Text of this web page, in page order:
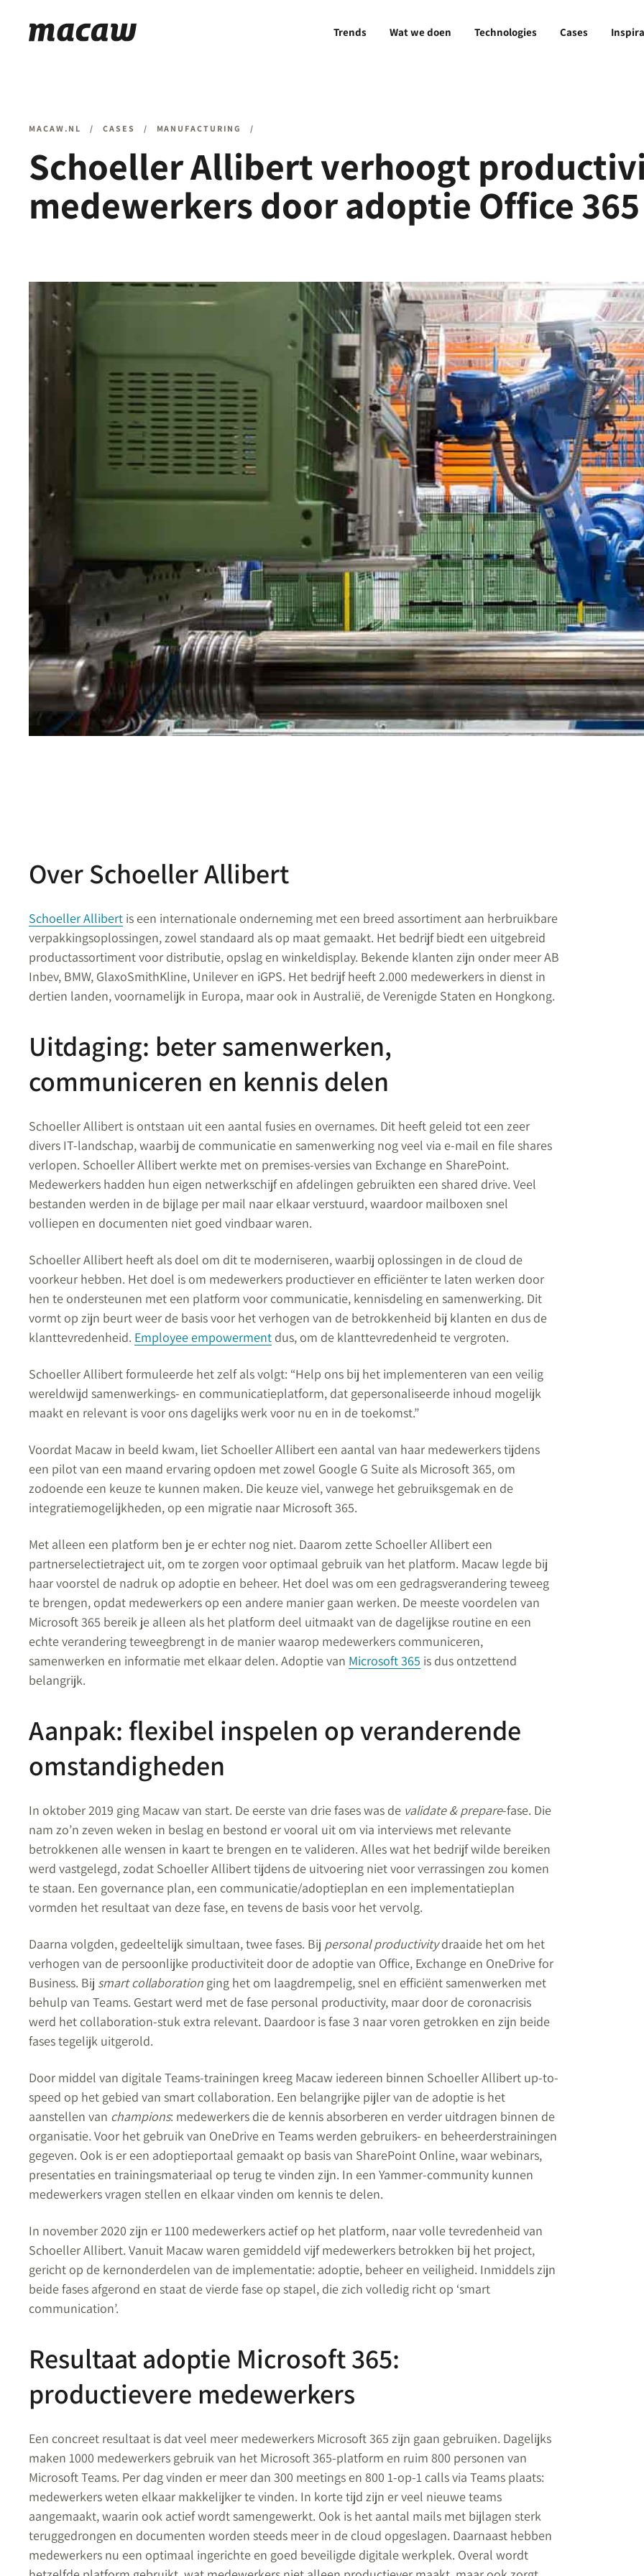
Trends Wat we doen Technologies Cases
MACAW.NL / CASES / MANUFACTURING /
Schoeller Allibert verhoogt
medewerkers door adoptie Office 365
Over Schoeller Allibert
Schoeller Allibert is een internationale onderneming met een breed assortiment aan herbruikbare
verpakkingsoplossingen, zowel standaard als op maat gemaakt. Het bedrijf biedt een uitgebreid
productassortiment voor distributie, opslag en winkeldisplay. Bekende klanten zijn onder meer AB
Inbev, BMW, GlaxoSmithKline, Unilever en iGPS. Het bedrijf heeft 2.000 medewerkers in dienst in
dertien landen, voornamelijk in Europa, maar ook in Australië, de Verenigde Staten en Hongkong.
Uitdaging: beter samenwerken,
communiceren en kennis delen
Schoeller Allibert is ontstaan uit een aantal fusies en overnames. Dit heeft geleid tot een zeer
divers IT-landschap, waarbij de communicatie en samenwerking nog veel via e-mail en file shares
verlopen. Schoeller Allibert werkte met on premises-versies van Exchange en SharePoint.
Medewerkers hadden hun eigen netwerkschijf en afdelingen gebruikten een shared drive. Veel
bestanden werden in de bijlage per mail naar elkaar verstuurd, waardoor mailboxen snel
volliepen en documenten niet goed vindbaar waren.
Schoeller Allibert heeft als doel om dit te moderniseren, waarbij oplossingen in de cloud de
voorkeur hebben. Het doel is om medewerkers productiever en efficiënter te laten werken door
hen te ondersteunen met een platform voor communicatie, kennisdeling en samenwerking. Dit
vormt op zijn beurt weer de basis voor het verhogen van de betrokkenheid bij klanten en dus de
klanttevredenheid. Employee empowerment dus, om de klanttevredenheid te vergroten.
Schoeller Allibert formuleerde het zelf als volgt: “Help ons bij het implementeren van een veilig
wereldwijd samenwerkings- en communicatieplatform, dat gepersonaliseerde inhoud mogelijk
maakt en relevant is voor ons dagelijks werk voor nu en in de toekomst.”
Voordat Macaw in beeld kwam, liet Schoeller Allibert een aantal van haar medewerkers tijdens
een pilot van een maand ervaring opdoen met zowel Google G Suite als Microsoft 365, om
zodoende een keuze te kunnen maken. Die keuze viel, vanwege het gebruiksgemak en de
integratiemogelijkheden, op een migratie naar Microsoft 365.
Met alleen een platform ben je er echter nog niet. Daarom zette Schoeller Allibert een
partnerselectietraject uit, om te zorgen voor optimaal gebruik van het platform. Macaw legde bij
haar voorstel de nadruk op adoptie en beheer. Het doel was om een gedragsverandering teweeg
te brengen, opdat medewerkers op een andere manier gaan werken. De meeste voordelen van
Microsoft 365 bereik je alleen als het platform deel uitmaakt van de dagelijkse routine en een
echte verandering teweegbrengt in de manier waarop medewerkers communiceren,
samenwerken en informatie met elkaar delen. Adoptie van Microsoft 365 is dus ontzettend
belangrijk.
Aanpak: flexibel inspelen op veranderende
omstandigheden
In oktober 2019 ging Macaw van start. De eerste van drie fases was de validate & prepare-fase. Die
nam zo’n zeven weken in beslag en bestond er vooral uit om via interviews met relevante
betrokkenen alle wensen in kaart te brengen en te valideren. Alles wat het bedrijf wilde bereiken
werd vastgelegd, zodat Schoeller Allibert tijdens de uitvoering niet voor verrassingen zou komen
te staan. Een governance plan, een communicatie/adoptieplan en een implementatieplan
vormden het resultaat van deze fase, en tevens de basis voor het vervolg.
Daarna volgden, gedeeltelijk simultaan, twee fases. Bij personal productivitydraaide het om het
verhogen van de persoonlijke productiviteit door de adoptie van Office, Exchange en OneDrive for
Business. Bij smart collaboration ging het om laagdrempelig, snel en efficiënt samenwerken met
behulp van Teams. Gestart werd met de fase personal productivity, maar door de coronacrisis
werd het collaboration-stuk extra relevant. Daardoor is fase 3 naar voren getrokken en zijn beide
fases tegelijk uitgerold.
Door middel van digitale Teams-trainingen kreeg Macaw iedereen binnen Schoeller Allibert up-to-
speed op het gebied van smart collaboration. Een belangrijke pijler van de adoptie is het
aanstellen van champions: medewerkers die de kennis absorberen en verder uitdragen binnen de
organisatie. Voor het gebruik van OneDrive en Teams werden gebruikers- en beheerderstrainingen
gegeven. Ook is er een adoptieportaal gemaakt op basis van SharePoint Online, waar webinars,
presentaties en trainingsmateriaal op terug te vinden zijn. In een Yammer-community kunnen
medewerkers vragen stellen en elkaar vinden om kennis te delen.
In november 2020 zijn er 1100 medewerkers actief op het platform, naar volle tevredenheid van
Schoeller Allibert. Vanuit Macaw waren gemiddeld vijf medewerkers betrokken bij het project,
gericht op de kernonderdelen van de implementatie: adoptie, beheer en veiligheid. Inmiddels zijn
beide fases afgerond en staat de vierde fase op stapel, die zich volledig richt op ‘smart
communication’.
Resultaat adoptie Microsoft 365:
productievere medewerkers
Een concreet resultaat is dat veel meer medewerkers Microsoft 365 zijn gaan gebruiken. Dagelijks
maken 1000 medewerkers gebruik van het Microsoft 365-platform en ruim 800 personen van
Microsoft Teams. Per dag vinden er meer dan 300 meetings en 800 1-op-1 calls via Teams plaats:
medewerkers weten elkaar makkelijker te vinden. In korte tijd zijn er veel nieuwe teams
aangemaakt, waarin ook actief wordt samengewerkt. Ook is het aantal mails met bijlagen sterk
teruggedrongen en documenten worden steeds meer in de cloud opgeslagen. Daarnaast hebben
medewerkers nu een optimaal ingerichte en goed beveiligde digitale werkplek. Overal wordt